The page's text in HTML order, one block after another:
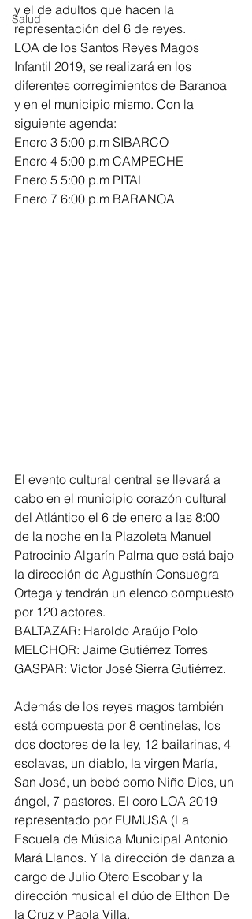
Salud
y el de adultos que hacen la
representación del 6 de reyes.
LOA de los Santos Reyes Magos
Infantil 2019, se realizará en los
diferentes corregimientos de Baranoa
y en el municipio mismo. Con la
siguiente agenda:
Enero 3 5:00 p.m SIBARCO
Enero 4 5:00 p.m CAMPECHE
Enero 5 5:00 p.m PITAL
Enero 7 6:00 p.m BARANOA
El evento cultural central se llevará a
cabo en el municipio corazón cultural
del Atlántico el 6 de enero a las 8:00
de la noche en la Plazoleta Manuel
Patrocinio Algarín Palma que está bajo
la dirección de Agusthín Consuegra
Ortega y tendrán un elenco compuesto
por 120 actores.
BALTAZAR: Haroldo Araújo Polo
MELCHOR: Jaime Gutiérrez Torres
GASPAR: Víctor José Sierra Gutiérrez.
Además de los reyes magos también
está compuesta por 8 centinelas, los
dos doctores de la ley, 12 bailarinas, 4
esclavas, un diablo, la virgen María,
San José, un bebé como Niño Dios, un
ángel, 7 pastores. El coro LOA 2019
representado por FUMUSA (La
Escuela de Música Municipal Antonio
Mará Llanos. Y la dirección de danza a
cargo de Julio Otero Escobar y la
dirección musical el dúo de Elthon De
la Cruz y Paola Villa.